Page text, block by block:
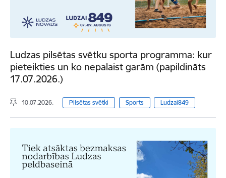
Ludzas pilsētas svētku sporta programma: kur
pieteikties un ko nepalaist garām (papildināts
17.07.2026.)
10.07.2026. Pilsētas svētki Sports Ludzai849